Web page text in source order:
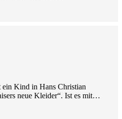
ein Kind in Hans Christian
neue Kleider“. Ist es mit…